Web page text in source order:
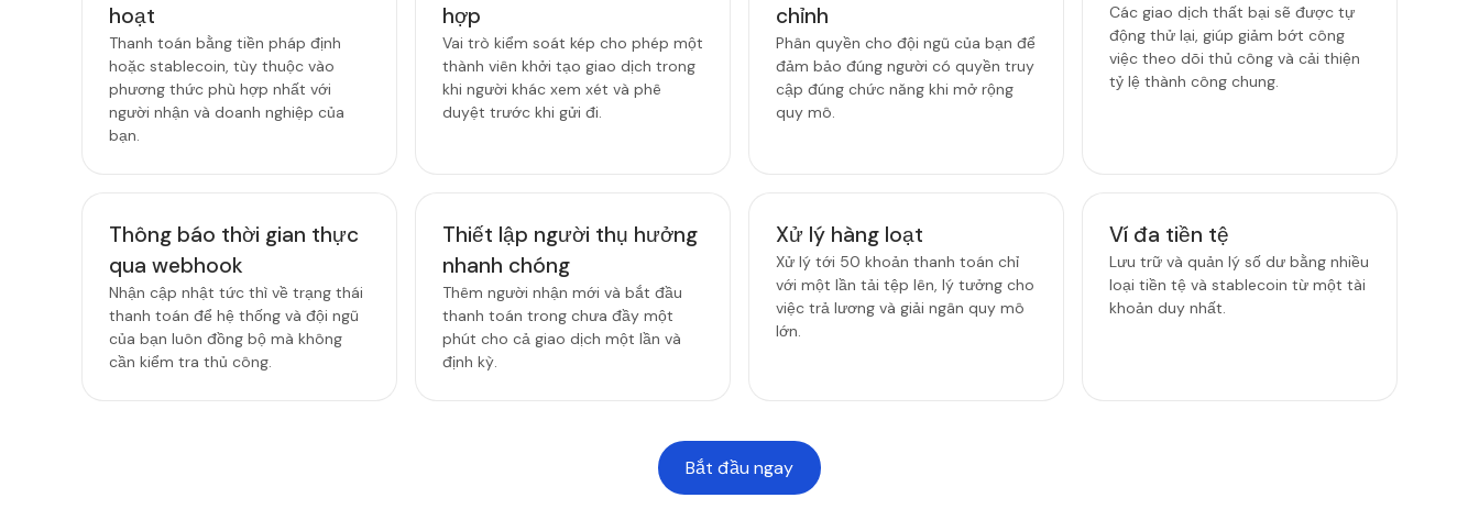
hoạt
Thanh toán bằng tiền pháp định
hoặc stablecoin, tùy thuộc vào
phương thức phù hợp nhất với
người nhận và doanh nghiệp của
bạn.
hợp
Vai trò kiểm soát kép cho phép một
thành viên khởi tạo giao dịch trong
khi người khác xem xét và phê
duyệt trước khi gửi đi.
chỉnh
Phân quyền cho đội ngũ của bạn để
đảm bảo đúng người có quyền truy
cập đúng chức năng khi mở rộng
quy mô.
Các giao dịch thất bại sẽ được tự
động thử lại, giúp giảm bớt công
việc theo dõi thủ công và cải thiện
tỷ lệ thành công chung.
Thông báo thời gian thực
qua webhook
Nhận cập nhật tức thì về trạng thái
thanh toán để hệ thống và đội ngũ
của bạn luôn đồng bộ mà không
cần kiểm tra thủ công.
Thiết lập người thụ hưởng
nhanh chóng
Thêm người nhận mới và bắt đầu
thanh toán trong chưa đầy một
phút cho cả giao dịch một lần và
định kỳ.
Xử lý hàng loạt
Xử lý tới 50 khoản thanh toán chỉ
với một lần tải tệp lên, lý tưởng cho
việc trả lương và giải ngân quy mô
lớn.
Ví đa tiền tệ
Lưu trữ và quản lý số dư bằng nhiều
loại tiền tệ và stablecoin từ một tài
khoản duy nhất.
Bắt đầu ngay